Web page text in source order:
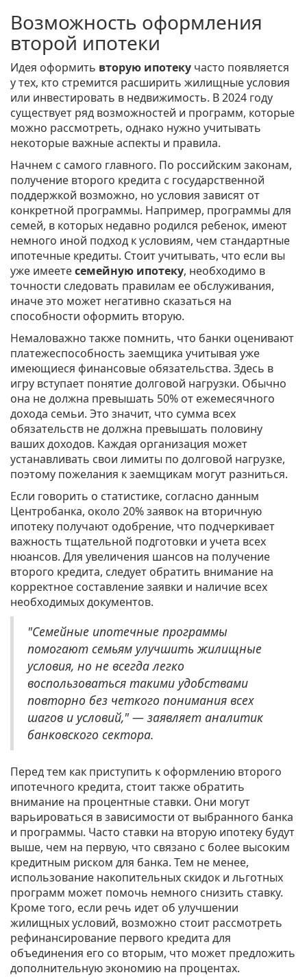
Возможность оформления
второй ипотеки
Идея оформить вторую ипотеку часто появляется
у тех, кто стремится расширить жилищные условия
или инвестировать в недвижимость. В 2024 году
существует ряд возможностей и программ, которые
можно рассмотреть, однако нужно учитывать
некоторые важные аспекты и правила.
Начнем с самого главного. По российским законам,
получение второго кредита с государственной
поддержкой возможно, но условия зависят от
конкретной программы. Например, программы для
семей, в которых недавно родился ребенок, имеют
немного иной подход к условиям, чем стандартные
ипотечные кредиты. Стоит учитывать, что если вы
уже имеетесемейную ипотеку, необходимо в
точности следовать правилам ее обслуживания,
иначе это может негативно сказаться на
способности оформить вторую.
Немаловажно также помнить, что банки оценивают
платежеспособность заемщика учитывая уже
имеющиеся финансовые обязательства. Здесь в
игру вступает понятие долговой нагрузки. Обычно
она не должна превышать 50% от ежемесячного
дохода семьи. Это значит, что сумма всех
обязательств не должна превышать половину
ваших доходов. Каждая организация может
устанавливать свои лимиты по долговой нагрузке,
поэтому пожелания к заемщикам могут разниться.
Если говорить о статистике, согласно данным
Центробанка, около 20% заявок на вторичную
ипотеку получают одобрение, что подчеркивает
важность тщательной подготовки и учета всех
нюансов. Для увеличения шансов на получение
второго кредита, следует обратить внимание на
корректное составление заявки и наличие всех
необходимых документов.
"Семейные ипотечные программы
помогают семьям улучшить жилищные
условия, но не всегда легко
воспользоваться такими удобствами
повторно без четкого понимания всех
шагов и условий," — заявляет аналитик
банковского сектора.
Перед тем как приступить к оформлению второго
ипотечного кредита, стоит также обратить
внимание на процентные ставки. Они могут
варьироваться в зависимости от выбранного банка
и программы. Часто ставки на вторую ипотеку будут
выше, чем на первую, что связано с более высоким
кредитным риском для банка. Тем не менее,
использование накопительных скидок и льготных
программ может помочь немного снизить ставку.
Кроме того, если речь идет об улучшении
жилищных условий, возможно стоит рассмотреть
рефинансирование первого кредита для
объединения его со вторым, что может предложить
дополнительную экономию на процентах.